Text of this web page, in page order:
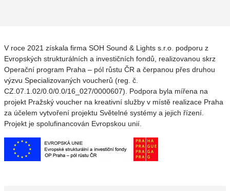
V roce 2021 získala firma SOH Sound & Lights s.r.o. podporu z
Evropských strukturálních a investičních fondů, realizovanou skrz
Operační program Praha – pól růstu ČR a čerpanou přes druhou
výzvu Specializovaných voucherů (reg. č.
CZ.07.1.02/0.0/0.0/16_027/0000607). Podpora byla mířena na
projekt Pražský voucher na kreativní služby v místě realizace Praha
za účelem vytvoření projektu Světelné systémy a jejich řízení.
Projekt je spolufinancován Evropskou unií.